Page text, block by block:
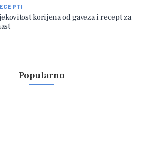
korijena od gaveza i recept za
Popularno